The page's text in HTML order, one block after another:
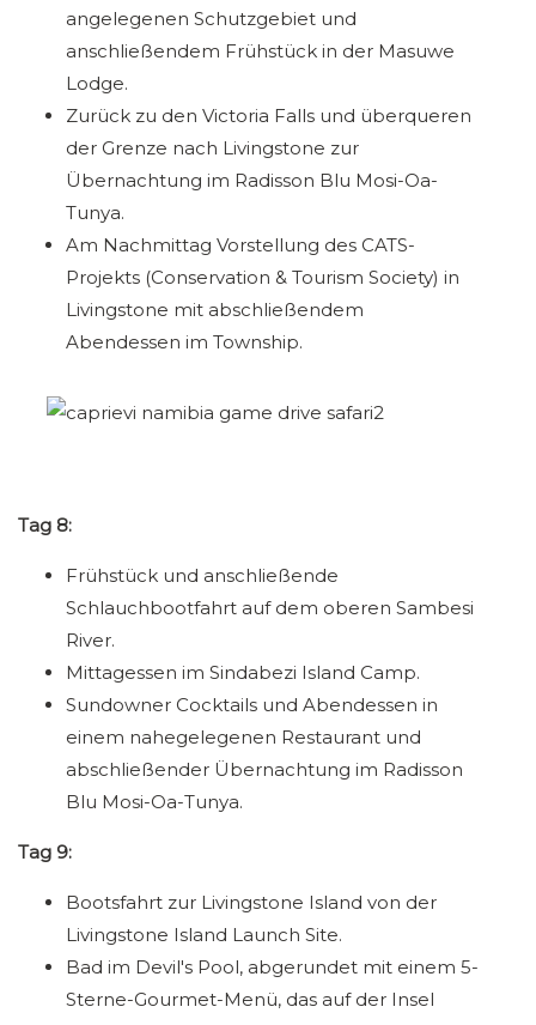
angelegenen Schutzgebiet und
anschließendem Frühstück in der Masuwe
Lodge.
Zurück zu den Victoria Falls und überqueren
der Grenze nach Livingstone zur
Übernachtung im Radisson Blu Mosi-Oa-
Tunya.
Am Nachmittag Vorstellung des CATS-
Projekts (Conservation & Tourism Society) in
Livingstone mit abschließendem
Abendessen im Township.
Tag 8:
Frühstück und anschließende
Schlauchbootfahrt auf dem oberen Sambesi
River.
Mittagessen im Sindabezi Island Camp.
Sundowner Cocktails und Abendessen in
einem nahegelegenen Restaurant und
abschließender Übernachtung im Radisson
Blu Mosi-Oa-Tunya.
Tag 9:
Bootsfahrt zur Livingstone Island von der
Livingstone Island Launch Site.
Bad im Devil's Pool, abgerundet mit einem 5-
Sterne-Gourmet-Menü, das auf der Insel